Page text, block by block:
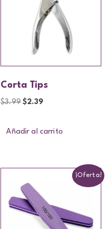
Corta Tips
$3.99 $2.39
Añadir al carrito
¡Oferta!